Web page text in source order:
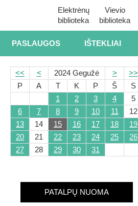
Elektrėnų
biblioteka
Vievio
biblioteka
PASLAUGOS IŠTEKLIAI
<< < 2024 Gegužė >
>>
P
A T K P Š
S
1
2 3 4
5
6
7 8 9 10 11
12
13
14 15 16 17 18
19
20
21 22 23 24 25
26
27
28 29 30 31
PATALPŲ NUOMA